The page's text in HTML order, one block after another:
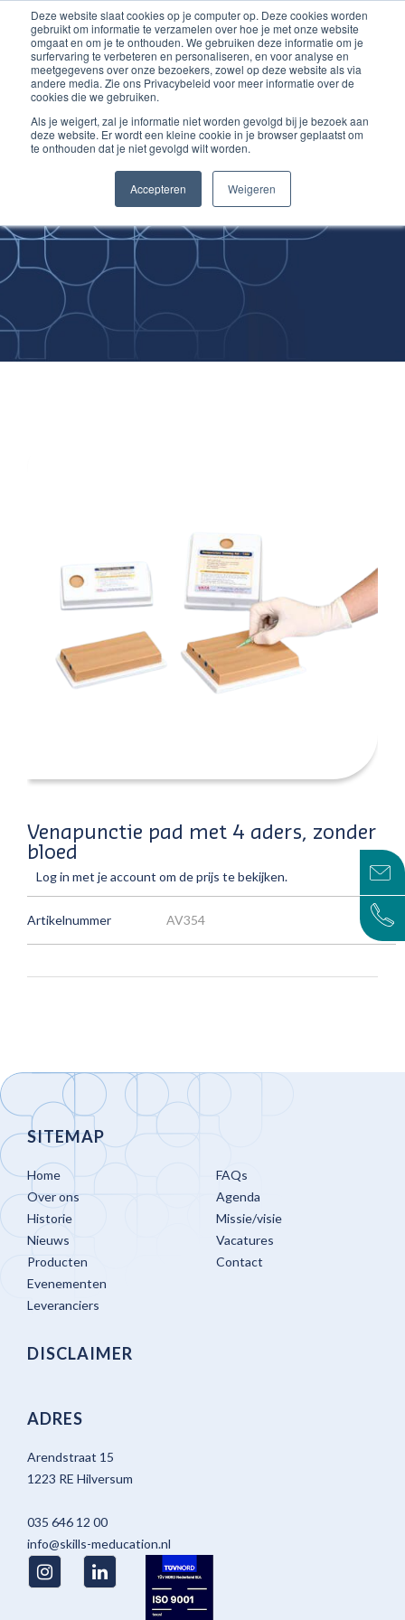
Deze website slaat cookies op je computer op. Deze cookies worden
gebruikt om informatie te verzamelen over hoe je met onze website
omgaat en om je te onthouden. We gebruiken deze informatie om je
surfervaring te verbeteren en personaliseren, en voor analyse en
meetgegevens over onze bezoekers, zowel op deze website als via
andere media. Zie ons Privacybeleid voor meer informatie over de
cookies die we gebruiken.
Als je weigert, zal je informatie niet worden gevolgd bij je bezoek aan
deze website. Er wordt een kleine cookie in je browser geplaatst om
te onthouden dat je niet gevolgd wilt worden.
Accepteren Weigeren
Inloggen account
Ga
naar
de
inhoud
Improving
Medical Skills
Venapunctie pad met 4 aders, zonder
bloed
Log in met je account om de prijs te bekijken.
Artikelnummer AV354
SITEMAP
Home
Over ons
Historie
Nieuws
Producten
Evenementen
Leveranciers
FAQs
Agenda
Missie/visie
Vacatures
Contact
DISCLAIMER
ADRES
Arendstraat 15
1223 RE Hilversum
035 646 12 00
info@skills-meducation.nl